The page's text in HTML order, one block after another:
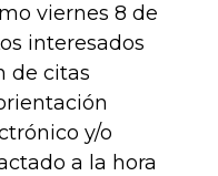
viernes 8 de
interesados
de citas
y/o
a la hora